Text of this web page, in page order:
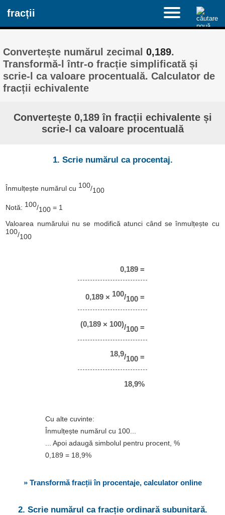
fracții
Convertește numărul zecimal0,189.
Transformă-l într-o fracție simplificată și
scrie-l ca valoare procentuală. Calculator de
fracții echivalente
Convertește 0,189 în fracții echivalente și
scrie-l ca valoare procentuală
1. Scrie numărul ca procentaj.
Înmulțește numărul cu 100/100
Notă: 100/100 = 1
Valoarea numărului nu se modifică atunci când se înmulțește cu
100/100
0,189 =
0,189 × 100/100 =
(0,189 × 100)/100 =
18,9/100 =
18,9%
Cu alte cuvinte:
Înmulțește numărul cu 100...
... Apoi adaugă simbolul pentru procent, %
0,189 = 18,9%
» Transformă fracții în procentaje, calculator online
2. Scrie numărul ca fracție ordinară subunitară.